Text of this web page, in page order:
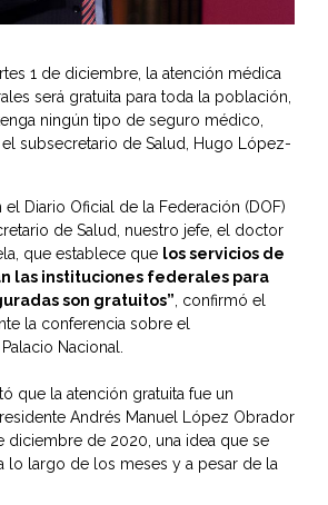
1 de diciembre, la atención médica
será gratuita para toda la población,
ningún tipo de seguro médico,
subsecretario de Salud, Hugo López-
Diario Oficial de la Federación (DOF)
de Salud, nuestro jefe, el doctor
que establece que los servicios de
las instituciones federales para
son gratuitos” , confirmó el
la conferencia sobre el
Nacional.
que la atención gratuita fue un
Andrés Manuel López Obrador
diciembre de 2020, una idea que se
lo largo de los meses y a pesar de la